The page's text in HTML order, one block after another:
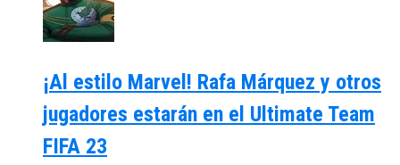
¡Al estilo Marvel! Rafa Márquez y otros
jugadores estarán en el Ultimate Team
FIFA 23